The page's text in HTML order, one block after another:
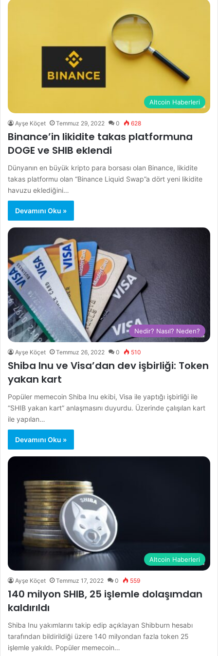
Altcoin Haberleri
Ayşe Köçet Temmuz 29, 2022 0 628
Binance’in likidite takas platformuna
DOGE ve SHIB eklendi
Dünyanın en büyük kripto para borsası olan Binance, likidite
takas platformu olan “Binance Liquid Swap”a dört yeni likidite
havuzu eklediğini…
Devamını Oku »
Nedir? Nasıl? Neden?
Ayşe Köçet Temmuz 26, 2022 0 510
Shiba Inu ve Visa’dan dev işbirliği: Token
yakan kart
Popüler memecoin Shiba Inu ekibi, Visa ile yaptığı işbirliği ile
“SHIB yakan kart” anlaşmasını duyurdu. Üzerinde çalışılan kart
ile yapılan…
Devamını Oku »
Altcoin Haberleri
Ayşe Köçet Temmuz 17, 2022 0 559
140 milyon SHIB, 25 işlemle dolaşımdan
kaldırıldı
Shiba Inu yakımlarını takip edip açıklayan Shibburn hesabı
tarafından bildirildiği üzere 140 milyondan fazla token 25
işlemle yakıldı. Popüler memecoin…